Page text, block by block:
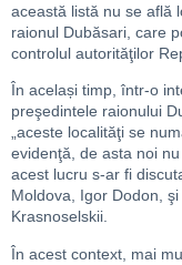
această listă nu se află
raionul Dubăsari, care
controlul autorităţilor
În același timp, într-o
preşedintele raionului
„aceste localităţi se
evidenţă, de asta noi
acest lucru s-ar fi
Moldova, Igor Dodon,
Krasnoselskii.
În acest context, mai